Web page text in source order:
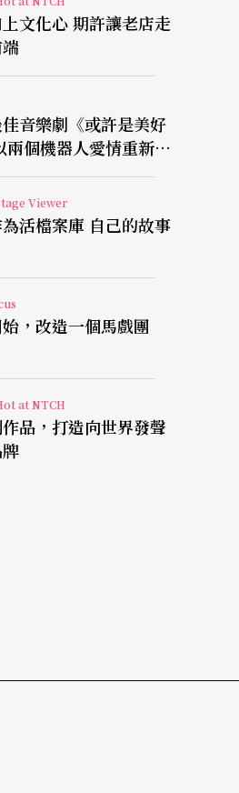
期許讓老店走
音樂劇《或許是美好
兩個機器人愛情重新凝
Viewer
案庫 自己的故事
，改造一個馬戲團
at NTCH
品，打造向世界發聲